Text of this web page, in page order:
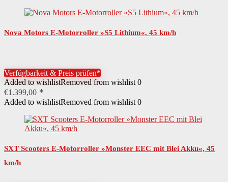
Typ Akku Lithium-Ionen-Akku
Modus
Details Akku wartungsfrei
Leistung Akku in Ah 20,00 A·h
Elektrostart
Leistung Motor
Nova Motors E-Motorroller »S5 Lithium«, 45 km/h
Verfügbarkeit & Preis prüfen*
Added to wishlistRemoved from wishlist 0
€1.399,00
Added to wishlistRemoved from wishlist 0
SXT Scooters E-Motorroller »Monster EEC mit Blei Akku«, 45
km/h